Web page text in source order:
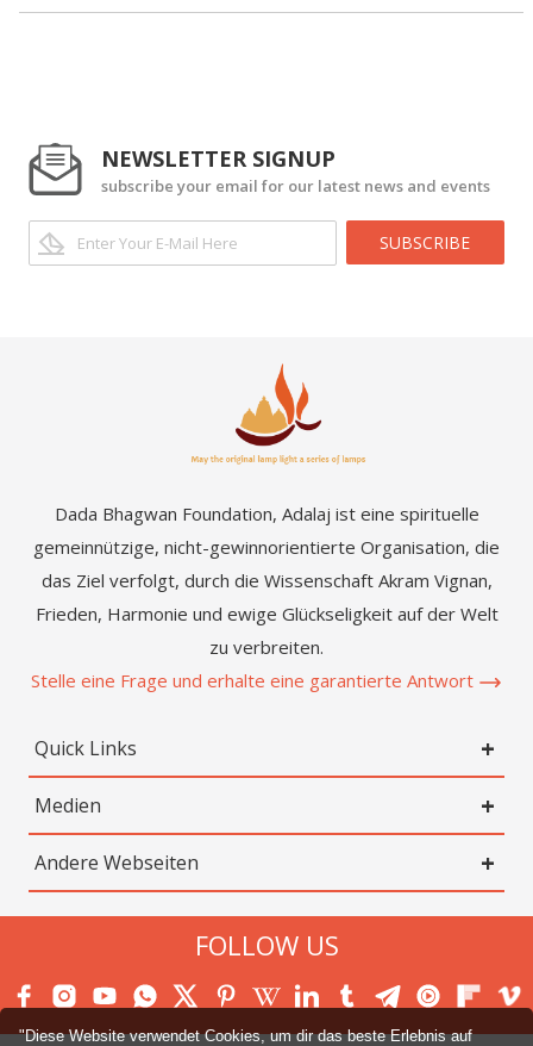
"Diese Website verwendet Cookies, um dir das beste Erlebnis auf
NEWSLETTER SIGNUP
subscribe your email for our latest news and events
SUBSCRIBE
Dada Bhagwan Foundation, Adalaj ist eine spirituelle
gemeinnützige, nicht-gewinnorientierte Organisation, die
das Ziel verfolgt, durch die Wissenschaft Akram Vignan,
Frieden, Harmonie und ewige Glückseligkeit auf der Welt
zu verbreiten.
Stelle eine Frage und erhalte eine garantierte Antwort
Quick Links
Medien
Andere Webseiten
FOLLOW US